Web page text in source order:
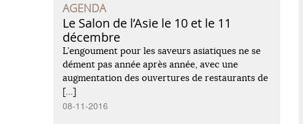
AGENDA
Le Salon de l’Asie le 10 et le 11
décembre
L’engoument pour les saveurs asiatiques ne se
dément pas année après année, avec une
augmentation des ouvertures de restaurants de
[…]
08-11-2016